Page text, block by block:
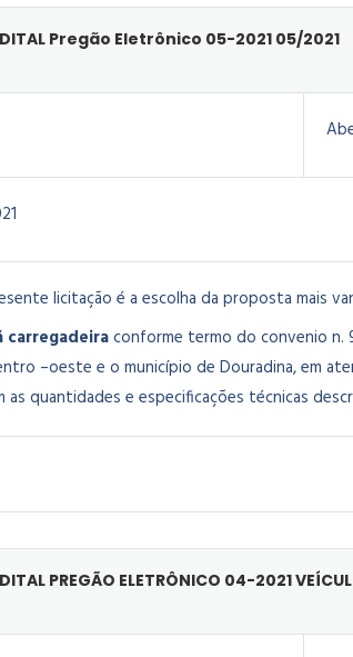
Pregão Eletrônico 05-2021 05/2021
licitação é a escolha da proposta mais
carregadeiraconforme termo do convenio n.
–oeste e o município de Douradina, em
as quantidades e especificações técnicas
PREGÃO ELETRÔNICO 04-2021